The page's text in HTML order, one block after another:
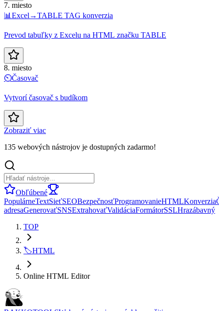
7. miesto
📊 Excel→TABLE TAG konverzia
Prevod tabuľky z Excelu na HTML značku TABLE
8. miesto
⏲️Časovač
Vytvorí časovač s budíkom
Zobraziť viac
135 webových nástrojov je dostupných zadarmo!
Obľúbené
PopulárneTextSieťSEOBezpečnosťProgramovanieHTMLKonverzia
adresaGenerovaťSNSExtrahovaťValidáciaFormátorSSLHrazábavný
TOP
🏷️HTML
Online HTML Editor